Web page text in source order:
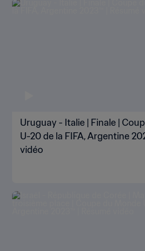
Uruguay - Italie | Finale |
U-20 de la FIFA, Argentine
vidéo